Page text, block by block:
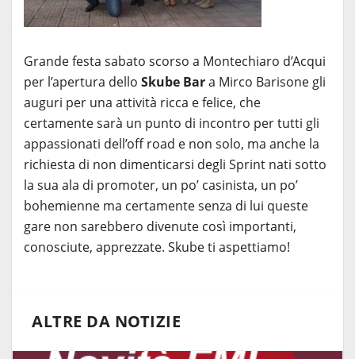
Grande festa sabato scorso a Montechiaro d’Acqui
per l’apertura dello Skube Bara Mirco Barisone gli
auguri per una attività ricca e felice, che
certamente sarà un punto di incontro per tutti gli
appassionati dell’off road e non solo, ma anche la
richiesta di non dimenticarsi degli Sprint nati sotto
la sua ala di promoter, un po’ casinista, un po’
bohemienne ma certamente senza di lui queste
gare non sarebbero divenute così importanti,
conosciute, apprezzate. Skube ti aspettiamo!
ALTRE DA NOTIZIE